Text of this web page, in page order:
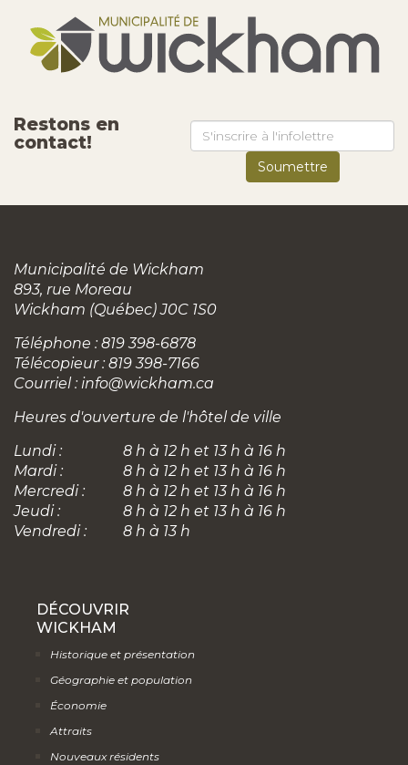
Restons en
contact!
Municipalité de Wickham
893, rue Moreau
Wickham (Québec) J0C 1S0
Téléphone : 819 398-6878
Télécopieur : 819 398-7166
Courriel : info@wickham.ca
Heures d'ouverture de l'hôtel de ville
Lundi :
8 h à 12 h et 13 h à 16 h
Mardi :
8 h à 12 h et 13 h à 16 h
Mercredi :
8 h à 12 h et 13 h à 16 h
Jeudi :
8 h à 12 h et 13 h à 16 h
Vendredi :
8 h à 13 h
DÉCOUVRIR
WICKHAM
Historique et présentation
Géographie et population
Économie
Attraits
Nouveaux résidents